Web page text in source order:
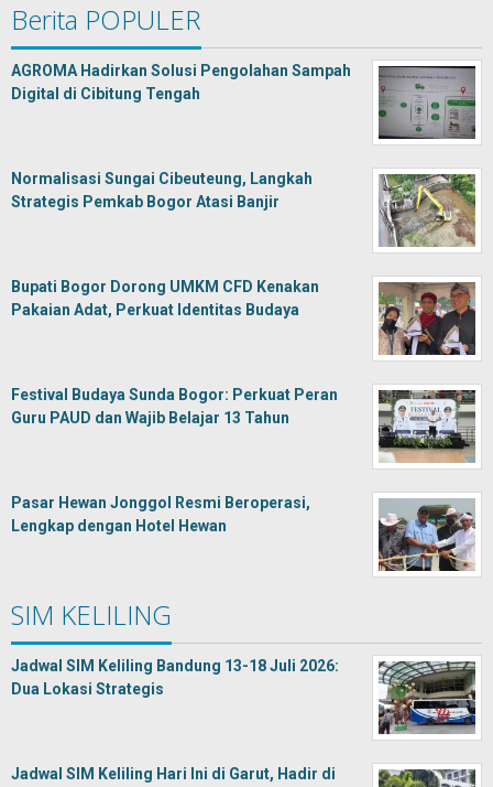
Berita POPULER
AGROMA Hadirkan Solusi Pengolahan Sampah
Digital di Cibitung Tengah
Normalisasi Sungai Cibeuteung, Langkah
Strategis Pemkab Bogor Atasi Banjir
Bupati Bogor Dorong UMKM CFD Kenakan
Pakaian Adat, Perkuat Identitas Budaya
Festival Budaya Sunda Bogor: Perkuat Peran
Guru PAUD dan Wajib Belajar 13 Tahun
Pasar Hewan Jonggol Resmi Beroperasi,
Lengkap dengan Hotel Hewan
SIM KELILING
Jadwal SIM Keliling Bandung 13-18 Juli 2026:
Dua Lokasi Strategis
Jadwal SIM Keliling Hari Ini di Garut, Hadir di